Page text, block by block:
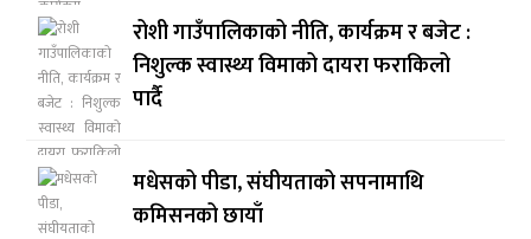
रोशी गाउँपालिकाको नीति, कार्यक्रम र बजेट :
निशुल्क स्वास्थ्य विमाको दायरा फराकिलो
पार्दै
मधेसको पीडा, संघीयताको सपनामाथि
कमिसनको छायाँ